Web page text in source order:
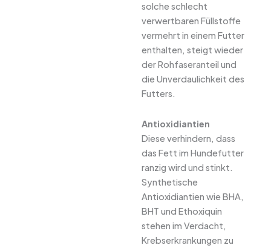
solche schlecht
verwertbaren Füllstoffe
vermehrt in einem Futter
enthalten, steigt wieder
der Rohfaseranteil und
die Unverdaulichkeit des
Futters.
Antioxidiantien
Diese verhindern, dass
das Fett im Hundefutter
ranzig wird und stinkt.
Synthetische
Antioxidiantien wie BHA,
BHT und Ethoxiquin
stehen im Verdacht,
Krebserkrankungen zu